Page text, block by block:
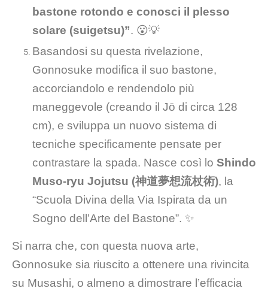
bastone rotondo e conosci il plesso
solare (suigetsu)”. 😮💡
Basandosi su questa rivelazione,
Gonnosuke modifica il suo bastone,
accorciandolo e rendendolo più
maneggevole (creando il Jō di circa 128
cm), e sviluppa un nuovo sistema di
tecniche specificamente pensate per
contrastare la spada. Nasce così lo Shindo
Muso-ryu Jojutsu (神道夢想流杖術), la
“Scuola Divina della Via Ispirata da un
Sogno dell’Arte del Bastone”. ✨
Si narra che, con questa nuova arte,
Gonnosuke sia riuscito a ottenere una rivincita
su Musashi, o almeno a dimostrare l’efficacia